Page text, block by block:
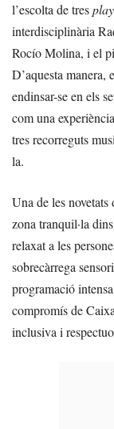
l’escolta de tres
interdisciplinària
Rocío Molina, i el
D’aquesta manera,
endinsar-se en els
com una
tres recorreguts
la.
Una de les novetats
zona tranquil·la
relaxat a les
sobrecàrrega
programació
compromís de
inclusiva i